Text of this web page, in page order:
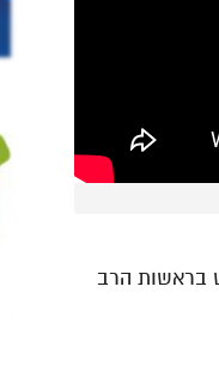
בראשות הרב